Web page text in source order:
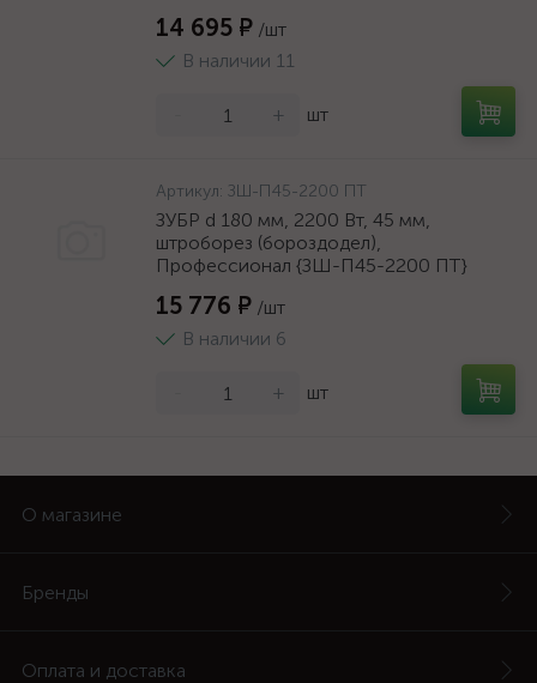
14 695 ₽ /шт
В наличии 11
+ шт
Артикул: ЗШ-П45-2200 ПТ
ЗУБР d 180 мм, 2200 Вт, 45 мм,
штроборез (бороздодел),
Профессионал {ЗШ-П45-2200 ПТ}
15 776 ₽ /шт
В наличии 6
+ шт
О магазине
Бренды
Оплата и доставка